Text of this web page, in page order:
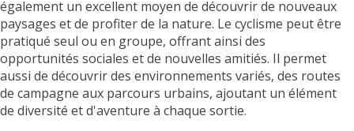
également un excellent moyen de découvrir de nouveaux
paysages et de profiter de la nature. Le cyclisme peut être
pratiqué seul ou en groupe, offrant ainsi des
opportunités sociales et de nouvelles amitiés. Il permet
aussi de découvrir des environnements variés, des routes
de campagne aux parcours urbains, ajoutant un élément
de diversité et d'aventure à chaque sortie.